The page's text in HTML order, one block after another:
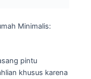
Minimalis:
pintu
khusus karena